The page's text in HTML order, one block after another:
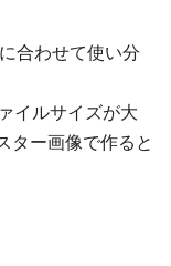
合わせて使い分
イルサイズが大
ター画像で作ると